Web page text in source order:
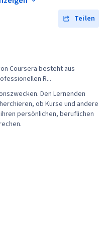
Bereinigung von Daten,
Methoden des
Vorverarbeitung von
Statistische
Statistische Inferenz,
Daten
Datenzugang,
Leistungsoptimierung,
Python-
Teilen
Coursera besteht aus
R...
Den Lernenden
ob Kurse und andere
persönlichen, beruflichen